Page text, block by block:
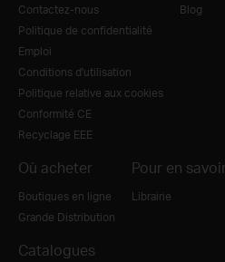
Contactez-nous
Politique de confidentialité
Emploi
Conditions d'utilisation
Politique relative aux cookies
Conformité CE
Recyclage EEE
Blog
Où acheter
Boutiques en ligne
Grande Distribution
Pour en
Librairie
Catalogues